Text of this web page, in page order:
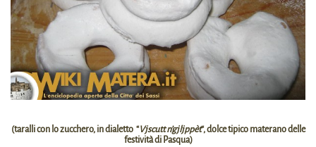
(taralli con lo zucchero, in dialetto “Vjscutt n’gjljppèt“, dolce tipico materano delle
festività di Pasqua)